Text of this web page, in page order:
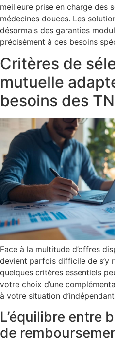
meilleure prise en charge des
médecines douces. Les
désormais des garanties
précisément à ces besoins
Critères de
mutuelle
besoins des
Face à la multitude d’offres
devient parfois difficile de s’y
quelques critères essentiels
votre choix d’une
à votre situation
L’équilibre entre
de